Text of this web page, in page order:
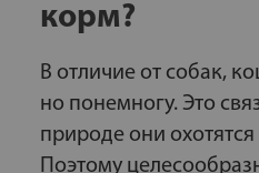
корм?
В отличие от собак,
но понемногу. Это
природе они
Поэтому